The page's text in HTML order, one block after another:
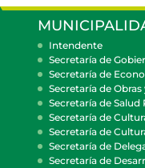
Intendente
Secretaría de
Secretaría de
Secretaría de
Secretaría de Salud
Secretaría de
Secretaría de
Secretaría de
Secretaría de